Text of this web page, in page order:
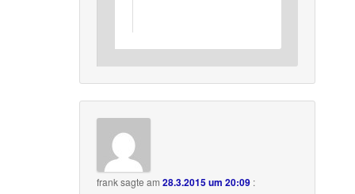
franksagte am28.3.2015 um 20:09 :